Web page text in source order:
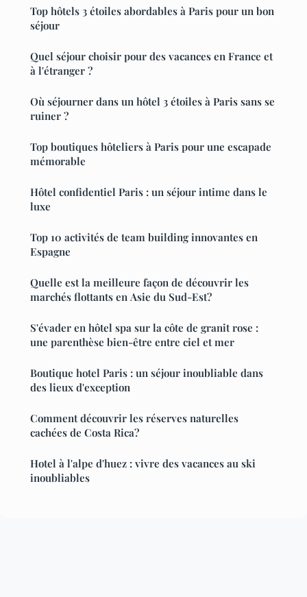
Top hôtels 3 étoiles abordables à Paris pour un bon
séjour
Quel séjour choisir pour des vacances en France et
à l'étranger ?
Où séjourner dans un hôtel 3 étoiles à Paris sans se
ruiner ?
Top boutiques hôteliers à Paris pour une escapade
mémorable
Hôtel confidentiel Paris : un séjour intime dans le
luxe
Top 10 activités de team building innovantes en
Espagne
Quelle est la meilleure façon de découvrir les
marchés flottants en Asie du Sud-Est?
S'évader en hôtel spa sur la côte de granit rose :
une parenthèse bien-être entre ciel et mer
Boutique hotel Paris : un séjour inoubliable dans
des lieux d'exception
Comment découvrir les réserves naturelles
cachées de Costa Rica?
Hotel à l'alpe d'huez : vivre des vacances au ski
inoubliables